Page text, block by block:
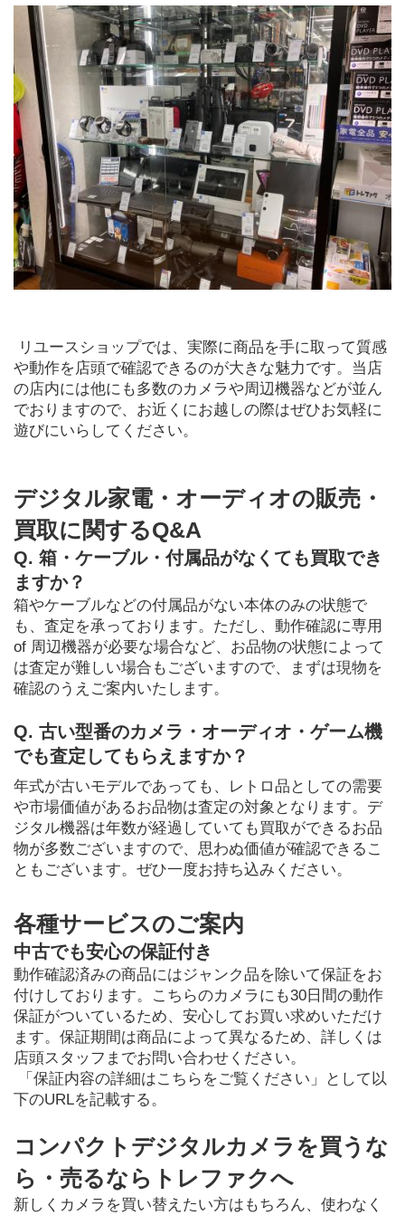
や動作を店頭で確認できるのが大きな魅力です。当店
の店内には他にも多数のカメラや周辺機器などが並ん
でおりますので、お近くにお越しの際はぜひお気軽に
遊びにいらしてください。
デジタル家電・オーディオの販売・
買取に関するQ&A
Q. 箱・ケーブル・付属品がなくても買取でき
ますか？
箱やケーブルなどの付属品がない本体のみの状態で
も、査定を承っております。ただし、動作確認に専用
of 周辺機器が必要な場合など、お品物の状態によって
は査定が難しい場合もございますので、まずは現物を
確認のうえご案内いたします。
Q. 古い型番のカメラ・オーディオ・ゲーム機
でも査定してもらえますか？
年式が古いモデルであっても、レトロ品としての需要
や市場価値があるお品物は査定の対象となります。デ
ジタル機器は年数が経過していても買取ができるお品
物が多数ございますので、思わぬ価値が確認できるこ
ともございます。ぜひ一度お持ち込みください。
各種サービスのご案内
中古でも安心の保証付き
動作確認済みの商品にはジャンク品を除いて保証をお
付けしております。こちらのカメラにも30日間の動作
保証がついているため、安心してお買い求めいただけ
ます。保証期間は商品によって異なるため、詳しくは
店頭スタッフまでお問い合わせください。
下のURLを記載する。
コンパクトデジタルカメラを買うな
ら・売るならトレファクへ
新しくカメラを買い替えたい方はもちろん、使わなく